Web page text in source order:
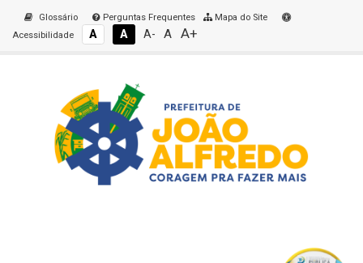
Glossário Perguntas Frequentes
Mapa do Site
Acessibilidade
A A A- A A+